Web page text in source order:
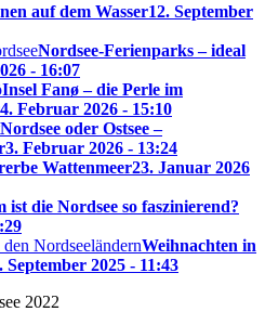
auf dem Wasser12. September
Nordsee-Ferienparks – ideal
- 16:07
Insel Fanø – die Perle im
4. Februar 2026 - 15:10
Nordsee oder Ostsee –
3. Februar 2026 - 13:24
Wattenmeer23. Januar 2026
ist die Nordsee so faszinierend?
Weihnachten in
September 2025 - 11:43
2022